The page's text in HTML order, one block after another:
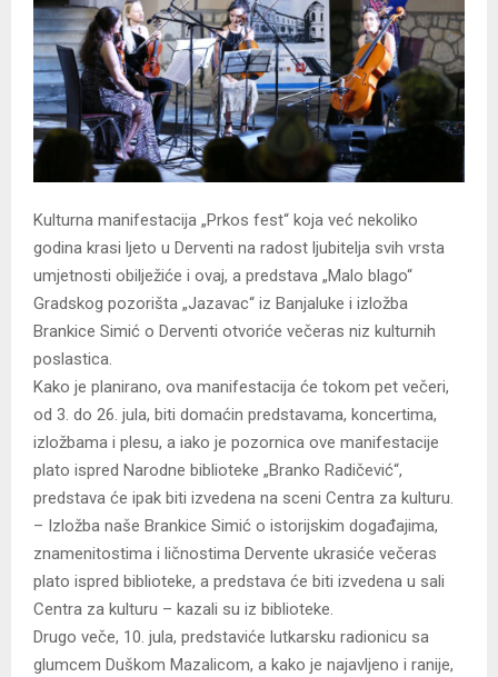
Kulturna manifestacija „Prkos fest“ koja već nekoliko
godina krasi ljeto u Derventi na radost ljubitelja svih vrsta
umjetnosti obilježiće i ovaj, a predstava „Malo blago“
Gradskog pozorišta „Jazavac“ iz Banjaluke i izložba
Brankice Simić o Derventi otvoriće večeras niz kulturnih
poslastica.
Kako je planirano, ova manifestacija će tokom pet večeri,
od 3. do 26. jula, biti domaćin predstavama, koncertima,
izložbama i plesu, a iako je pozornica ove manifestacije
plato ispred Narodne biblioteke „Branko Radičević“,
predstava će ipak biti izvedena na sceni Centra za kulturu.
– Izložba naše Brankice Simić o istorijskim događajima,
znamenitostima i ličnostima Dervente ukrasiće večeras
plato ispred biblioteke, a predstava će biti izvedena u sali
Centra za kulturu – kazali su iz biblioteke.
Drugo veče, 10. jula, predstaviće lutkarsku radionicu sa
glumcem Duškom Mazalicom, a kako je najavljeno i ranije,